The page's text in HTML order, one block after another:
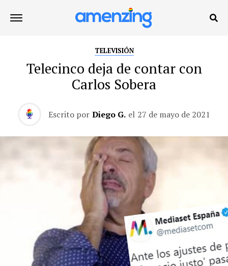
TELEVISIÓN
Telecinco deja de contar con
Carlos Sobera
Escrito por Diego G. el 27 de mayo de 2021